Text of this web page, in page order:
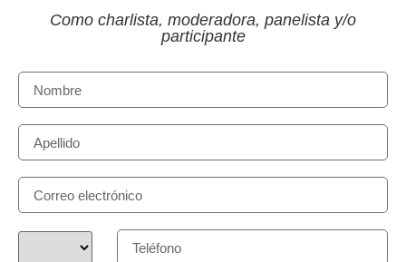
Como charlista, moderadora, panelista y/o
participante